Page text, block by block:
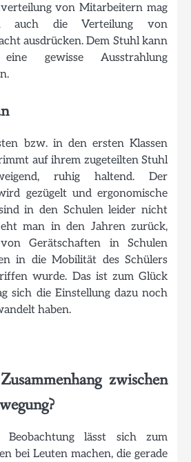
von Mitarbeitern mag
auch die Verteilung von
ausdrücken. Dem Stuhl kann
gewisse Ausstrahlung
bzw. in den ersten Klassen
auf ihrem zugeteilten Stuhl
ruhig haltend. Der
gezügelt und ergonomische
in den Schulen leider nicht
man in den Jahren zurück,
Gerätschaften in Schulen
in die Mobilität des Schülers
wurde. Das ist zum Glück
sich die Einstellung dazu noch
haben.
zwischen
Beobachtung lässt sich zum
bei Leuten machen, die gerade